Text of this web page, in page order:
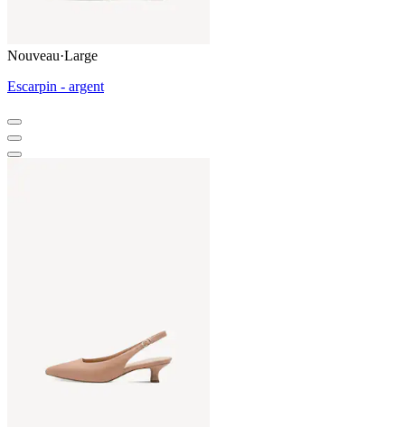
Nouveau·Large
Escarpin - argent